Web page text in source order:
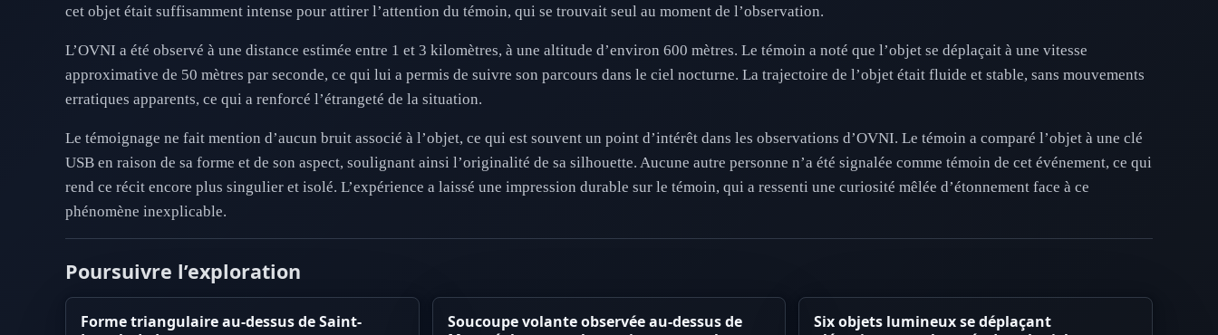
cet objet était suffisamment intense pour attirer l’attention du témoin, qui se trouvait seul au moment de l’observation.
L’OVNI a été observé à une distance estimée entre 1 et 3 kilomètres, à une altitude d’environ 600 mètres. Le témoin a noté que l’objet se déplaçait à une vitesse
approximative de 50 mètres par seconde, ce qui lui a permis de suivre son parcours dans le ciel nocturne. La trajectoire de l’objet était fluide et stable, sans mouvements
erratiques apparents, ce qui a renforcé l’étrangeté de la situation.
Le témoignage ne fait mention d’aucun bruit associé à l’objet, ce qui est souvent un point d’intérêt dans les observations d’OVNI. Le témoin a comparé l’objet à une clé
USB en raison de sa forme et de son aspect, soulignant ainsi l’originalité de sa silhouette. Aucune autre personne n’a été signalée comme témoin de cet événement, ce qui
rend ce récit encore plus singulier et isolé. L’expérience a laissé une impression durable sur le témoin, qui a ressenti une curiosité mêlée d’étonnement face à ce
phénomène inexplicable.
Poursuivre l’exploration
Forme triangulaire au-dessus de Saint-
Soucoupe volante observée au-dessus de
Six objets lumineux se déplaçant